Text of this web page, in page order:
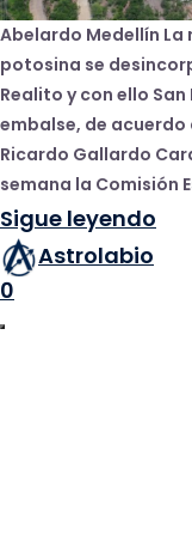
Abelardo Medellín
potosina se
Realito y con ello
embalse, de
Ricardo Gallardo
semana la Comisión
Sigue leyendo
Astrolabio
0